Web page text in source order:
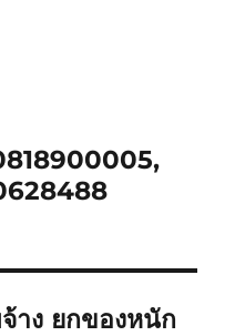
าง ยกของหนัก